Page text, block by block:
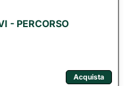
- PERCORSO
Acquista